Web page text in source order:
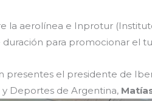
la aerolínea e Inprotur
para promocionar el
presentes el presidente de
Deportes de Argentina,